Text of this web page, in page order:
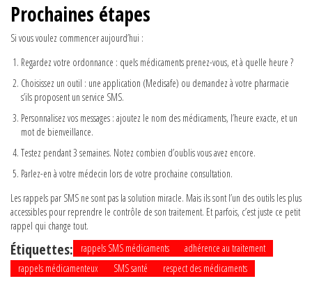
Prochaines étapes
Si vous voulez commencer aujourd’hui :
Regardez votre ordonnance : quels médicaments prenez-vous, et à quelle heure ?
Choisissez un outil : une application (Medisafe) ou demandez à votre pharmacie
s’ils proposent un service SMS.
Personnalisez vos messages : ajoutez le nom des médicaments, l’heure exacte, et un
mot de bienveillance.
Testez pendant 3 semaines. Notez combien d’oublis vous avez encore.
Parlez-en à votre médecin lors de votre prochaine consultation.
Les rappels par SMS ne sont pas la solution miracle. Mais ils sont l’un des outils les plus
accessibles pour reprendre le contrôle de son traitement. Et parfois, c’est juste ce petit
rappel qui change tout.
Étiquettes: rappels SMS médicaments
adhérence au traitement
rappels médicamenteux
SMS santé respect des médicaments